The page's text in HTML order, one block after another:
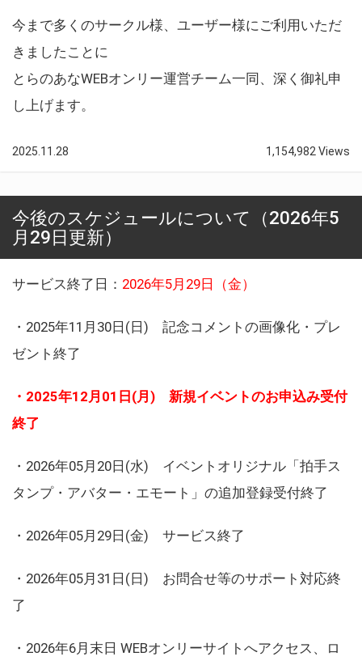
今まで多くのサークル様、ユーザー様にご利用いただ
きましたことに
とらのあなWEBオンリー運営チーム一同、深く御礼申
し上げます。
2025.11.28 1,154,982 Views
今後のスケジュールについて（2026年5
月29日更新）
サービス終了日： 2026年5月29日（金）
・2025年11月30日(日) 記念コメントの画像化・プレ
ゼント終了
・2025年12月01日(月) 新規イベントのお申込み受付
終了
・2026年05月20日(水) イベントオリジナル「拍手ス
タンプ・アバター・エモート」の追加登録受付終了
・2026年05月29日(金) サービス終了
・2026年05月31日(日) お問合せ等のサポート対応終
了
・2026年6月末日 WEBオンリーサイトへアクセス、ロ